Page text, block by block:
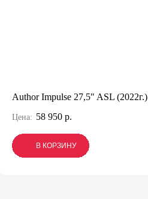
Author Impulse 27,5" ASL (2022г.)
Цена: 58 950 р.
В КОРЗИНУ
В КОРЗИНУ
В КОРЗИНУ